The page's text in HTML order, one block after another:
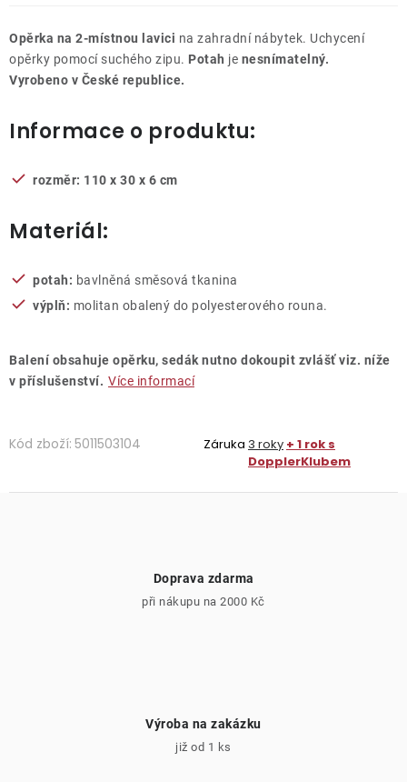
Opěrka na 2-místnou lavici na zahradní nábytek. Uchycení
opěrky pomocí suchého zipu. Potah je nesnímatelný.
Vyrobeno v České republice.
Informace o produktu:
rozměr: 110 x 30 x 6 cm
Materiál:
potah: bavlněná směsová tkanina
výplň: molitan obalený do polyesterového rouna.
Balení obsahuje opěrku, sedák nutno dokoupit zvlášť viz. níže
v příslušenství. Více informací
Kód zboží: 5011503104 Záruka 3 roky + 1 rok s
DopplerKlubem
Doprava zdarma
při nákupu na 2000 Kč
Výroba na zakázku
již od 1 ks